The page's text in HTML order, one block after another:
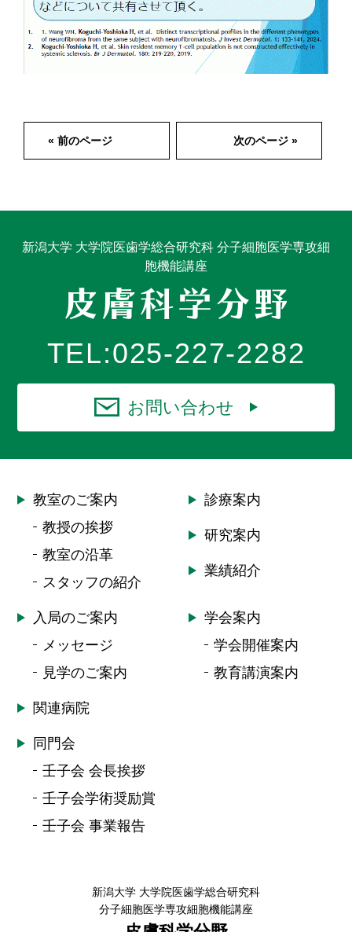
« 前のページ 次のページ »
新潟大学 大学院医歯学総合研究科 分子細胞医学専攻細
胞機能講座
TEL:025-227-2282
お問い合わせ
教室のご案内
教授の挨拶
教室の沿革
スタッフの紹介
診療案内
研究案内
業績紹介
入局のご案内
メッセージ
見学のご案内
学会案内
学会開催案内
教育講演案内
関連病院
同門会
壬子会 会長挨拶
壬子会学術奨励賞
壬子会 事業報告
新潟大学 大学院医歯学総合研究科
分子細胞医学専攻細胞機能講座